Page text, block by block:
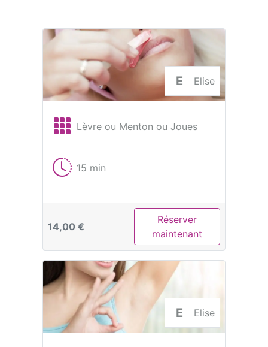
E Elise
Lèvre ou Menton ou Joues
15 min
14,00 €
Réserver
maintenant
E Elise